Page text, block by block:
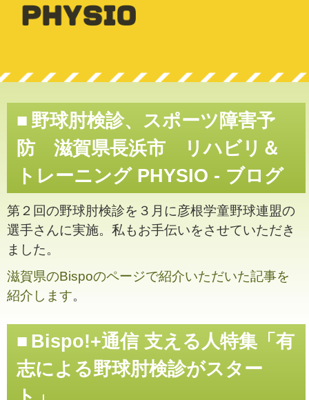
野球肘検診、スポーツ障害予
防 滋賀県長浜市 リハビリ＆
トレーニング PHYSIO - ブログ
第２回の野球肘検診を３月に彦根学童野球連盟の
選手さんに実施。私もお手伝いをさせていただき
ました。
滋賀県のBispoのページで紹介いただいた記事を
紹介します。
Bispo!+通信 支える人特集「有
志による野球肘検診がスター